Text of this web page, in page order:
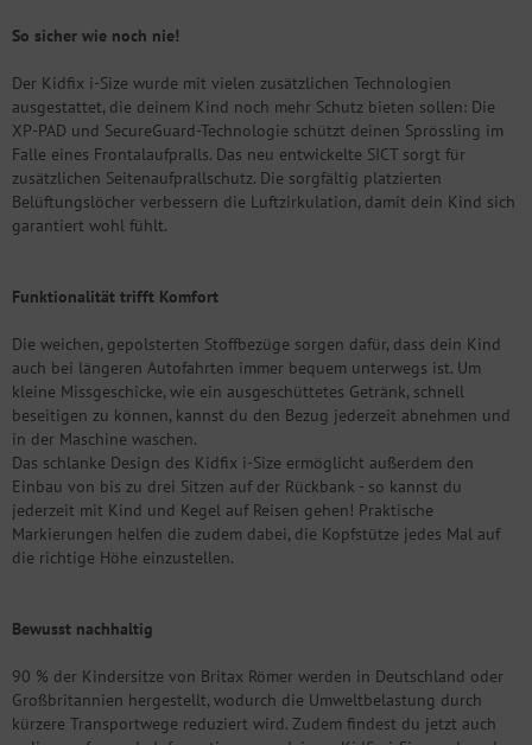
So sicher wie noch nie!
Der Kidfix i-Size wurde mit vielen zusätzlichen Technologien
ausgestattet, die deinem Kind noch mehr Schutz bieten sollen: Die
XP-PAD und SecureGuard-Technologie schützt deinen Sprössling im
Falle eines Frontalaufpralls. Das neu entwickelte SICT sorgt für
zusätzlichen Seitenaufprallschutz. Die sorgfältig platzierten
Belüftungslöcher verbessern die Luftzirkulation, damit dein Kind sich
garantiert wohl fühlt.
Funktionalität trifft Komfort
Die weichen, gepolsterten Stoffbezüge sorgen dafür, dass dein Kind
auch bei längeren Autofahrten immer bequem unterwegs ist. Um
kleine Missgeschicke, wie ein ausgeschüttetes Getränk, schnell
beseitigen zu können, kannst du den Bezug jederzeit abnehmen und
in der Maschine waschen.
Das schlanke Design des Kidfix i-Size ermöglicht außerdem den
Einbau von bis zu drei Sitzen auf der Rückbank - so kannst du
jederzeit mit Kind und Kegel auf Reisen gehen! Praktische
Markierungen helfen die zudem dabei, die Kopfstütze jedes Mal auf
die richtige Höhe einzustellen.
Bewusst nachhaltig
90 % der Kindersitze von Britax Römer werden in Deutschland oder
Großbritannien hergestellt, wodurch die Umweltbelastung durch
kürzere Transportwege reduziert wird. Zudem findest du jetzt auch